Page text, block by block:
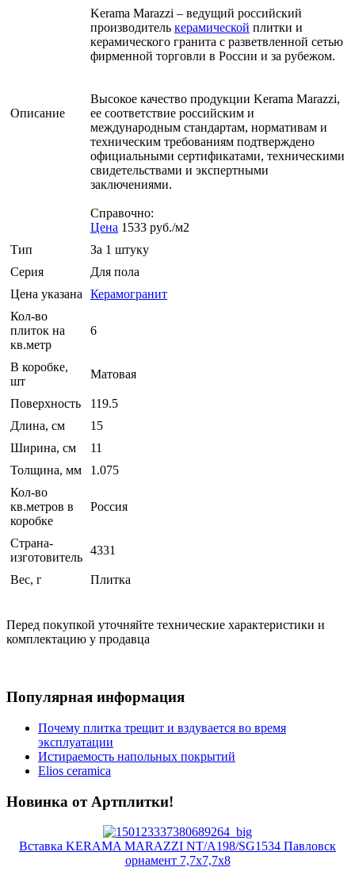
Описание
Kerama Marazzi – ведущий российский
производитель керамической плитки и
керамического гранита с разветвленной сетью
фирменной торговли в России и за рубежом.
Высокое качество продукции Kerama Marazzi,
ее соответствие российским и
международным стандартам, нормативам и
техническим требованиям подтверждено
официальными сертификатами, техническими
свидетельствами и экспертными
заключениями.
Справочно:
Цена 1533 руб./м2
Тип
За 1 штуку
Серия
Для пола
Цена указана Керамогранит
Кол-во
плиток на
кв.метр
6
В коробке,
шт
Матовая
Поверхность
119.5
Длина, см
15
Ширина, см
11
Толщина, мм
1.075
Кол-во
кв.метров в
коробке
Россия
Страна-
изготовитель
4331
Вес, г Плитка
Перед покупкой уточняйте технические характеристики и
комплектацию у продавца
Популярная информация
Почему плитка трещит и вздувается во время
эксплуатации
Истираемость напольных покрытий
Elios ceramica
Новинка от Артплитки!
Вставка KERAMA MARAZZI NT/A198/SG1534 Павловск
орнамент 7,7х7,7х8